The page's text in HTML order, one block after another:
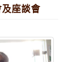
座談會